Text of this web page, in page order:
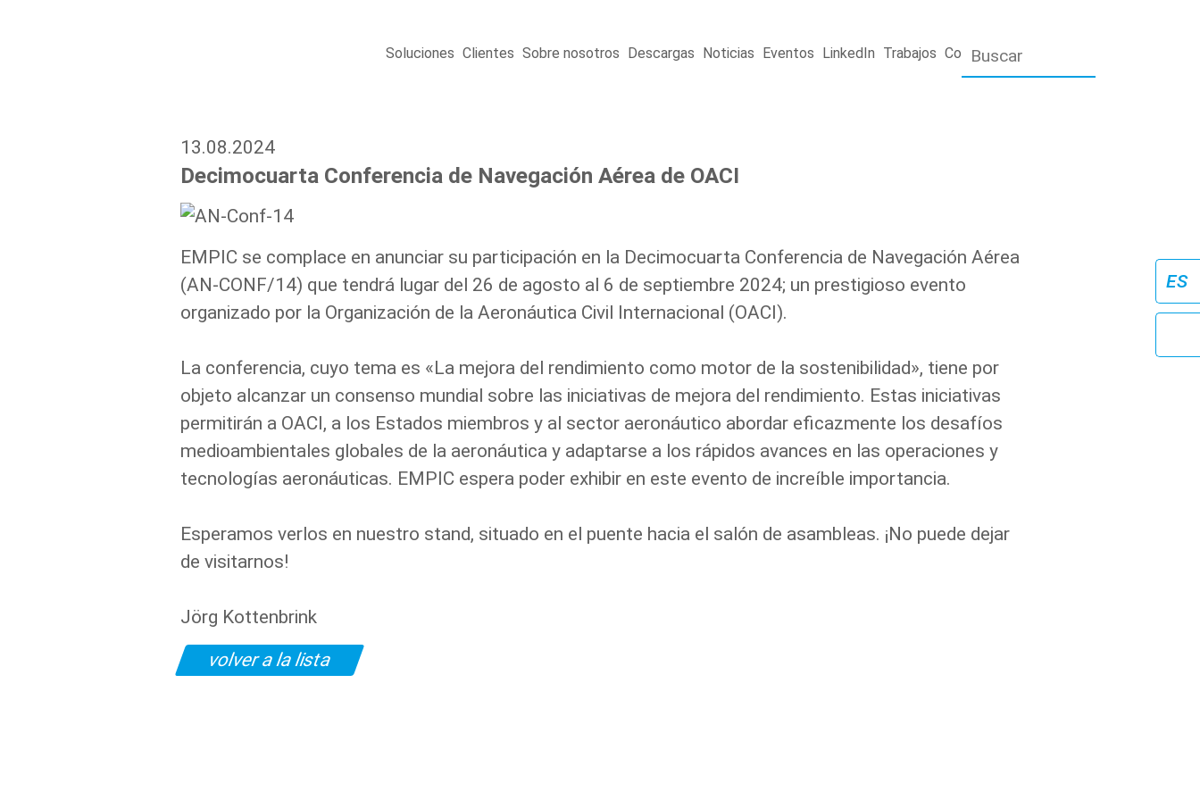
Soluciones Clientes Sobre nosotros Descargas Noticias Eventos LinkedIn Trabajos Contacto
13.08.2024
Decimocuarta Conferencia de Navegación Aérea de OACI
EMPIC se complace en anunciar su participación en la Decimocuarta Conferencia de Navegación Aérea
(AN-CONF/14) que tendrá lugar del 26 de agosto al 6 de septiembre 2024; un prestigioso evento
organizado por la Organización de la Aeronáutica Civil Internacional (OACI).
La conferencia, cuyo tema es «La mejora del rendimiento como motor de la sostenibilidad», tiene por
objeto alcanzar un consenso mundial sobre las iniciativas de mejora del rendimiento. Estas iniciativas
permitirán a OACI, a los Estados miembros y al sector aeronáutico abordar eficazmente los desafíos
medioambientales globales de la aeronáutica y adaptarse a los rápidos avances en las operaciones y
tecnologías aeronáuticas. EMPIC espera poder exhibir en este evento de increíble importancia.
Esperamos verlos en nuestro stand, situado en el puente hacia el salón de asambleas. ¡No puede dejar
de visitarnos!
Jörg Kottenbrink
volver a la lista